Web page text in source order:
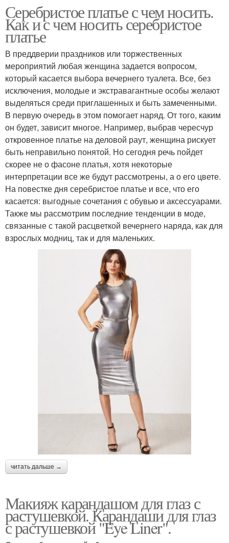
Серебристое платье с чем носить.
Как и с чем носить серебристое
платье
В преддверии праздников или торжественных
мероприятий любая женщина задается вопросом,
который касается выбора вечернего туалета. Все, без
исключения, молодые и экстравагантные особы желают
выделяться среди приглашенных и быть замеченными.
В первую очередь в этом помогает наряд. От того, каким
он будет, зависит многое. Например, выбрав чересчур
откровенное платье на деловой раут, женщина рискует
быть неправильно понятой. Но сегодня речь пойдет
скорее не о фасоне платья, хотя некоторые
интерпретации все же будут рассмотрены, а о его цвете.
На повестке дня серебристое платье и все, что его
касается: выгодные сочетания с обувью и аксессуарами.
Также мы рассмотрим последние тенденции в моде,
связанные с такой расцветкой вечернего наряда, как для
взрослых модниц, так и для маленьких.
читать дальше →
Макияж карандашом для глаз с
растушевкой. Карандаши для глаз
с растушевкой "Eye Liner".